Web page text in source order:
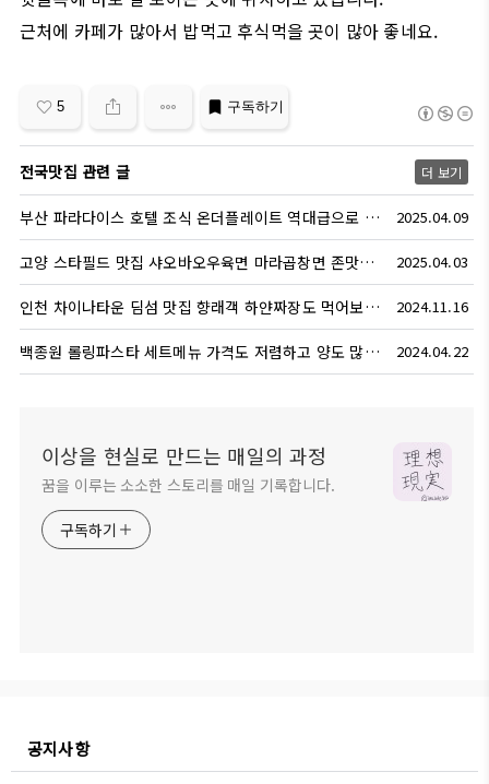
근처에 카페가 많아서 밥먹고 후식먹을 곳이 많아 좋네요.
5 구독하기
전국맛집 관련 글 더 보기
부산 파라다이스 호텔 조식 온더플레이트 역대급으로 맛있었다 2025.04.09
고양 스타필드 맛집 샤오바오우육면 마라곱창면 존맛이다... 2025.04.03
인천 차이나타운 딤섬 맛집 향래객 하얀짜장도 먹어보세요. 2024.11.16
백종원 롤링파스타 세트메뉴 가격도 저렴하고 양도 많아요 2024.04.22
이상을 현실로 만드는 매일의 과정
꿈을 이루는 소소한 스토리를 매일 기록합니다.
구독하기
공지사항